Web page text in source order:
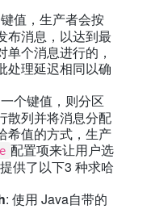
值，生产者会按
布消息，以达到最
个消息进行的，
处理延迟相同以确
个键值，则分区
散列并将消息分配
希值的方式，生产
配置项来让用户选
供了以下3 种求哈
: 使用 Java自带的